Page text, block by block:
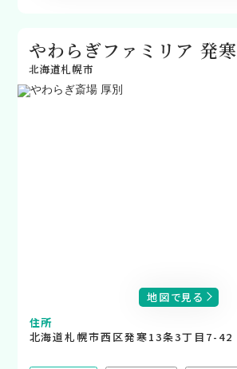
やわらぎファミリア 発寒
北海道札幌市
地図で見る
住所
北海道札幌市西区発寒13条3丁目7-42